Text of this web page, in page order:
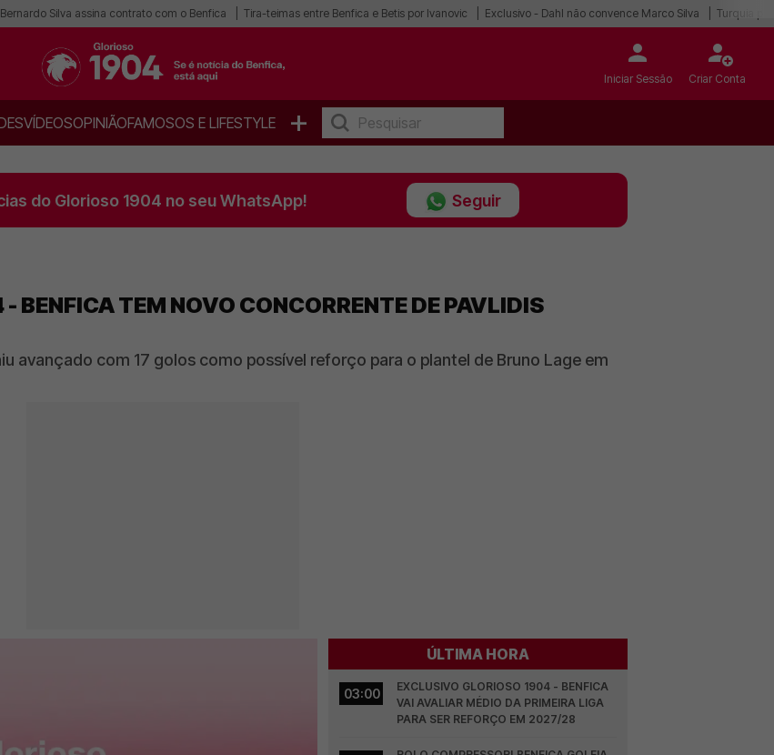
Bernardo Silva assina contrato com o Benfica Tira-teimas entre Benfica e Betis por Ivanovic Exclusivo - Dahl não convence Marco Silva Turquia
Iniciar Sessão Criar Conta
VÍDEOSOPINIÃOFAMOSOS E LIFESTYLE +
do Glorioso 1904 no seu WhatsApp! Seguir
BENFICA TEM NOVO CONCORRENTE DE PAVLIDIS
avançado com 17 golos como possível reforço para o plantel de Bruno Lage em
ÚLTIMA HORA
03:00
EXCLUSIVO GLORIOSO 1904 - BENFICA
VAI AVALIAR MÉDIO DA PRIMEIRA LIGA
PARA SER REFORÇO EM 2027/28